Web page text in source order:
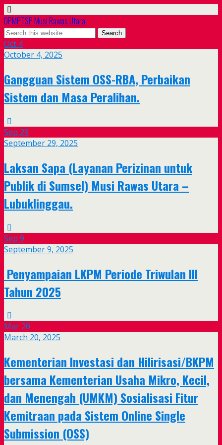
DPMPTSP Musi Rawas Utara
Oct 4
October 4, 2025
Gangguan Sistem OSS-RBA, Perbaikan
Sistem dan Masa Peralihan.
Sep 29
September 29, 2025
Laksan Sapa (Layanan Perizinan untuk
Publik di Sumsel) Musi Rawas Utara –
Lubuklinggau.
Sep 9
September 9, 2025
Penyampaian LKPM Periode Triwulan III
Tahun 2025
Mar 20
March 20, 2025
Kementerian Investasi dan Hilirisasi/BKPM
bersama Kementerian Usaha Mikro, Kecil,
dan Menengah (UMKM) Sosialisasi Fitur
Kemitraan pada Sistem Online Single
Submission (OSS)